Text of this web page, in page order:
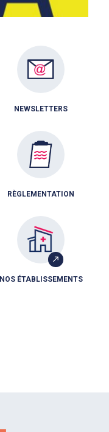
NEWSLETTERS
RÈGLEMENTATION
NOS ÉTABLISSEMENTS